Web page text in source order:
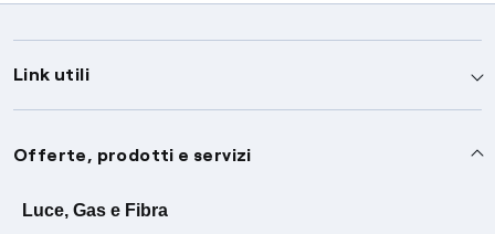
Link utili
Assistenza
Avvisi
Servizi
Offerte, prodotti e servizi
Luce, Gas e Fibra